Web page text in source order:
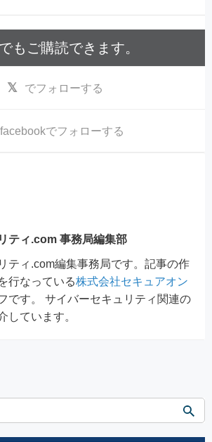
もご購読できます。
でフォローする
facebookでフォローする
ティ.com 事務局編集部
ティ.com編集事務局です。記事の作
行なっている株式会社セキュアオン
です。 サイバーセキュリティ関連の
しています。